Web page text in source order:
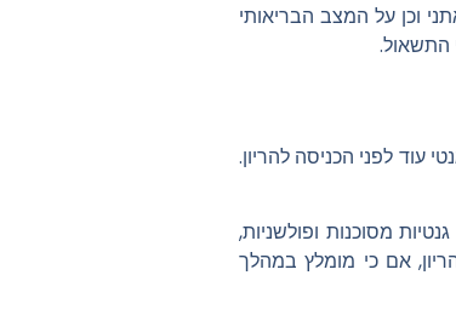
וכן על המצב הבריאותי
התשאול.
עוד לפני הכניסה להריון.
מסוכנות ופולשניות,
את העובר, כגון בדיקת מי שפיר (שבועות 11 – 12 להריון) ובדיקת סיסי שליה (החל מהשבוע ה-16להריון, אם כי מומלץ במהלך